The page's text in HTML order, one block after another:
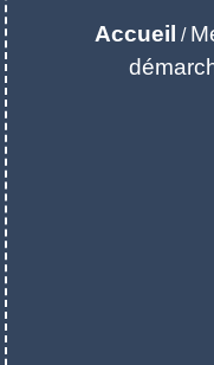
Accueil /